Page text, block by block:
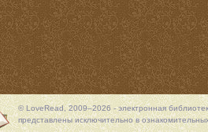
© LoveRead, 2009–2026 - электронная
представлены исключительно в